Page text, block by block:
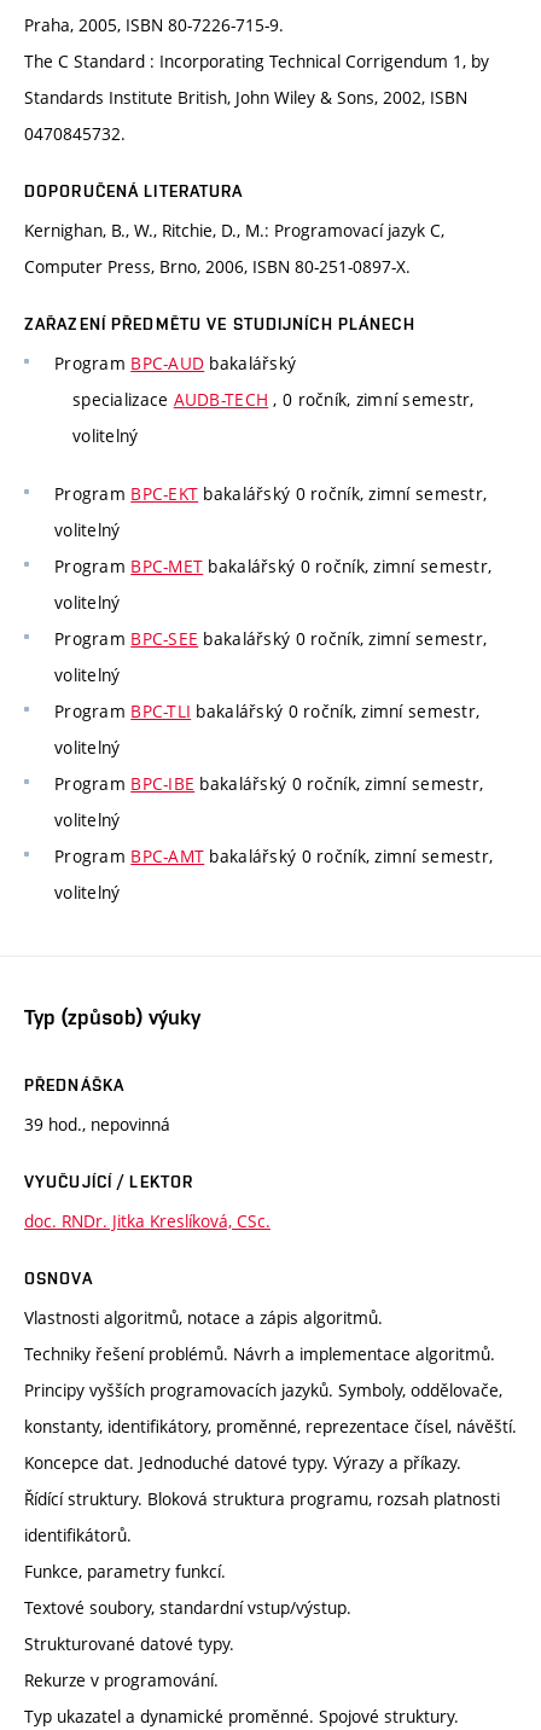
Praha, 2005, ISBN 80-7226-715-9.
The C Standard : Incorporating Technical Corrigendum 1, by
Standards Institute British, John Wiley & Sons, 2002, ISBN
0470845732.
DOPORUČENÁ LITERATURA
Kernighan, B., W., Ritchie, D., M.: Programovací jazyk C,
Computer Press, Brno, 2006, ISBN 80-251-0897-X.
ZAŘAZENÍ PŘEDMĚTU VE STUDIJNÍCH PLÁNECH
Program BPC-AUD bakalářský
specializace AUDB-TECH , 0 ročník, zimní semestr,
volitelný
Program BPC-EKT bakalářský 0 ročník, zimní semestr,
volitelný
Program BPC-MET bakalářský 0 ročník, zimní semestr,
volitelný
Program BPC-SEE bakalářský 0 ročník, zimní semestr,
volitelný
Program BPC-TLI bakalářský 0 ročník, zimní semestr,
volitelný
Program BPC-IBE bakalářský 0 ročník, zimní semestr,
volitelný
Program BPC-AMT bakalářský 0 ročník, zimní semestr,
volitelný
Typ (způsob) výuky
PŘEDNÁŠKA
39 hod., nepovinná
VYUČUJÍCÍ / LEKTOR
doc. RNDr. Jitka Kreslíková, CSc.
OSNOVA
Vlastnosti algoritmů, notace a zápis algoritmů.
Techniky řešení problémů. Návrh a implementace algoritmů.
Principy vyšších programovacích jazyků. Symboly, oddělovače,
konstanty, identifikátory, proměnné, reprezentace čísel, návěští.
Koncepce dat. Jednoduché datové typy. Výrazy a příkazy.
Řídící struktury. Bloková struktura programu, rozsah platnosti
identifikátorů.
Funkce, parametry funkcí.
Textové soubory, standardní vstup/výstup.
Strukturované datové typy.
Rekurze v programování.
Typ ukazatel a dynamické proměnné. Spojové struktury.